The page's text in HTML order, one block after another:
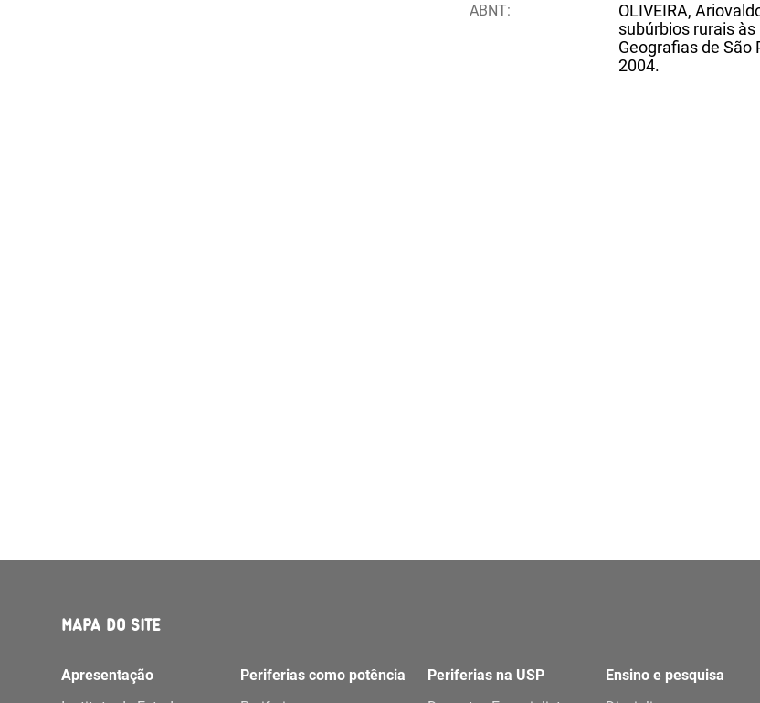
ABNT:
OLIVEIRA,
subúrbios rurais
Geografias de São
2004.
MAPA DO SITE
Apresentação
Periferias como potência
Periferias na USP
Ensino e pesquisa